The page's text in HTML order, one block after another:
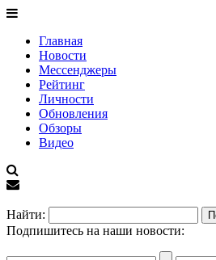
Главная
Новости
Мессенджеры
Рейтинг
Личности
Обновления
Обзоры
Видео
Найти:
Подпишитесь на наши новости: